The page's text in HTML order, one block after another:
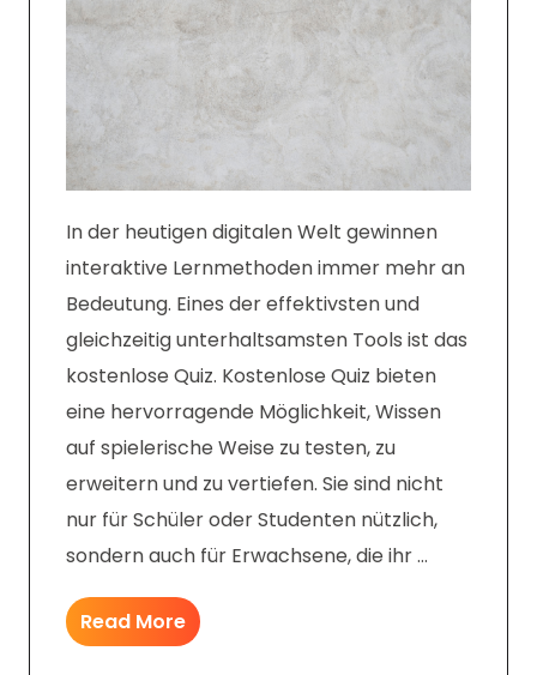
In der heutigen digitalen Welt gewinnen
interaktive Lernmethoden immer mehr an
Bedeutung. Eines der effektivsten und
gleichzeitig unterhaltsamsten Tools ist das
kostenlose Quiz. Kostenlose Quiz bieten
eine hervorragende Möglichkeit, Wissen
auf spielerische Weise zu testen, zu
erweitern und zu vertiefen. Sie sind nicht
nur für Schüler oder Studenten nützlich,
sondern auch für Erwachsene, die ihr …
Read More